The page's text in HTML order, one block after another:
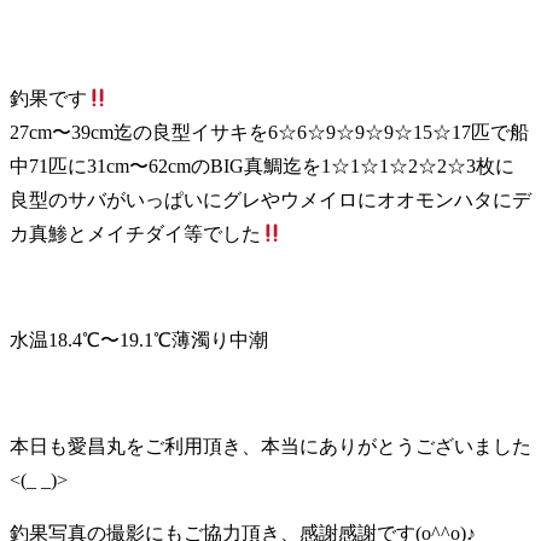
釣果です
27cm〜39cm迄の良型イサキを6☆6☆9☆9☆9☆15☆17匹で船
中71匹に31cm〜62cmのBIG真鯛迄を1☆1☆1☆2☆2☆3枚に
良型のサバがいっぱいにグレやウメイロにオオモンハタにデ
カ真鯵とメイチダイ等でした
水温18.4℃〜19.1℃薄濁り中潮
本日も愛昌丸をご利用頂き、本当にありがとうございました
<(_ _)>
釣果写真の撮影にもご協力頂き、感謝感謝です(o^^o)♪